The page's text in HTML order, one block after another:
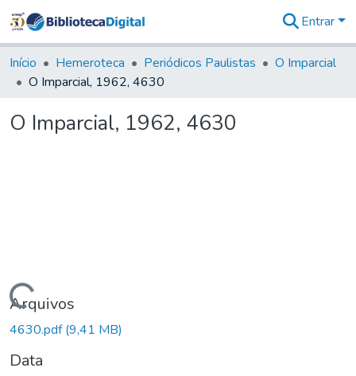
&
Coleções
Tudo na
Digital
Entrar
Início Hemeroteca Periódicos Paulistas
O Imparcial
O Imparcial, 1962, 4630
O Imparcial, 1962, 4630
Carregando...
Arquivos
4630.pdf(9,41 MB)
Data